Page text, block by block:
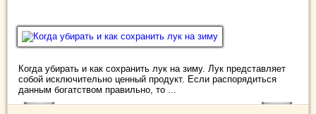
Когда убирать и как сохранить лук на зиму. Лук представляет
собой исключительно ценный продукт. Если распорядиться
данным богатством правильно, то ...